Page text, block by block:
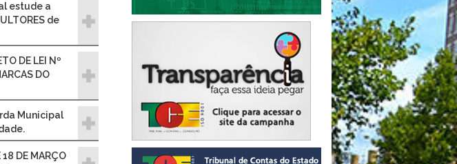
estude a
de
DE LEI Nº
DO
Municipal
DE MARÇO